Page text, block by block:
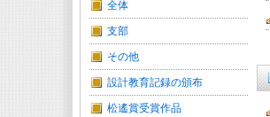
全体
支部
その他
設計教育記録の頒布
松遙賞受賞作品